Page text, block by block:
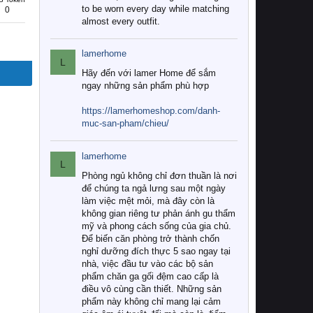
0
to be worn every day while matching
almost every outfit.
L
lamerhome
Hãy đến với lamer Home để sắm
ngay những sản phẩm phù hợp
https://lamerhomeshop.com/danh-
muc-san-pham/chieu/
L
lamerhome
Phòng ngủ không chỉ đơn thuần là nơi
để chúng ta ngả lưng sau một ngày
làm việc mệt mỏi, mà đây còn là
không gian riêng tư phản ánh gu thẩm
mỹ và phong cách sống của gia chủ.
Để biến căn phòng trở thành chốn
nghỉ dưỡng đích thực 5 sao ngay tại
nhà, việc đầu tư vào các bộ sản
phẩm chăn ga gối đệm cao cấp là
điều vô cùng cần thiết. Những sản
phẩm này không chỉ mang lại cảm